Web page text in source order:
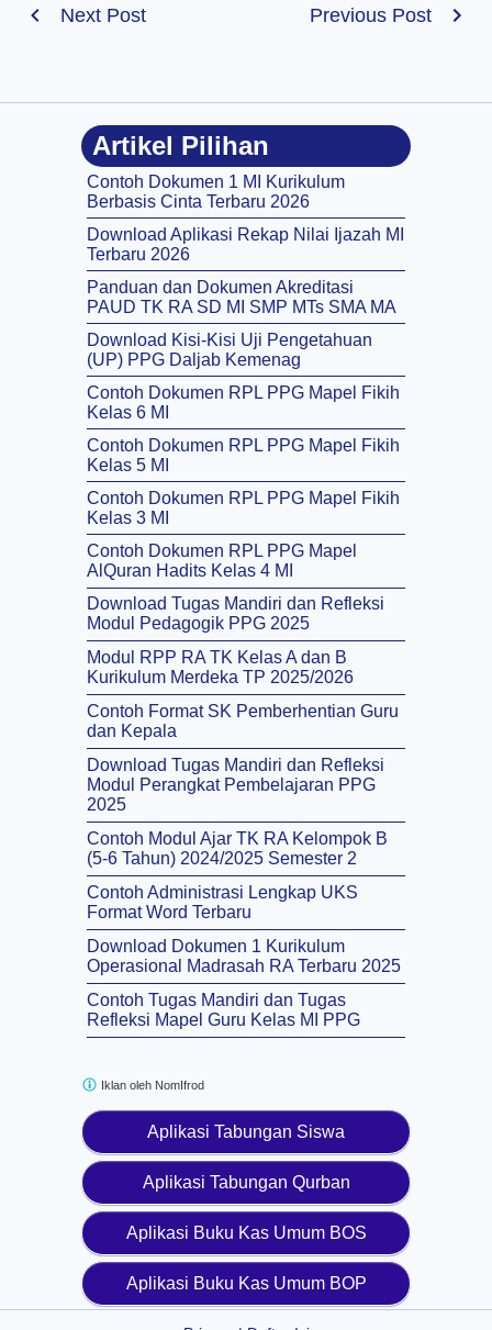
Next Post Previous Post
Artikel Pilihan
Contoh Dokumen 1 MI Kurikulum
Berbasis Cinta Terbaru 2026
Download Aplikasi Rekap Nilai Ijazah MI
Terbaru 2026
Panduan dan Dokumen Akreditasi
PAUD TK RA SD MI SMP MTs SMA MA
Download Kisi-Kisi Uji Pengetahuan
(UP) PPG Daljab Kemenag
Contoh Dokumen RPL PPG Mapel Fikih
Kelas 6 MI
Contoh Dokumen RPL PPG Mapel Fikih
Kelas 5 MI
Contoh Dokumen RPL PPG Mapel Fikih
Kelas 3 MI
Contoh Dokumen RPL PPG Mapel
AlQuran Hadits Kelas 4 MI
Download Tugas Mandiri dan Refleksi
Modul Pedagogik PPG 2025
Modul RPP RA TK Kelas A dan B
Kurikulum Merdeka TP 2025/2026
Contoh Format SK Pemberhentian Guru
dan Kepala
Download Tugas Mandiri dan Refleksi
Modul Perangkat Pembelajaran PPG
2025
Contoh Modul Ajar TK RA Kelompok B
(5-6 Tahun) 2024/2025 Semester 2
Contoh Administrasi Lengkap UKS
Format Word Terbaru
Download Dokumen 1 Kurikulum
Operasional Madrasah RA Terbaru 2025
Contoh Tugas Mandiri dan Tugas
Refleksi Mapel Guru Kelas MI PPG
Aplikasi Tabungan Siswa
Aplikasi Tabungan Qurban
Aplikasi Buku Kas Umum BOS
Aplikasi Buku Kas Umum BOP
Iklan oleh NomIfrod